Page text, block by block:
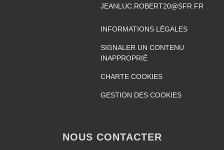
JEANLUC.ROBERT20@SFR.FR
INFORMATIONS LÉGALES
SIGNALER UN CONTENU
INAPPROPRIÉ
CHARTE COOKIES
GESTION DES COOKIES
NOUS CONTACTER